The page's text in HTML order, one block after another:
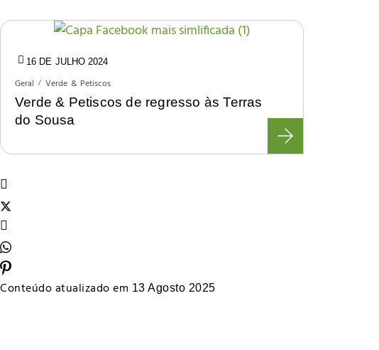
16 DE JULHO 2024
Geral Verde & Petiscos
Verde & Petiscos de regresso às Terras
do Sousa
Conteúdo atualizado em 13 Agosto 2025